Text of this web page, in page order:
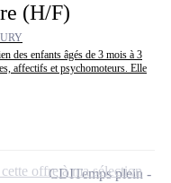
(H/F)
des enfants âgés de 3 mois à 3
affectifs et psychomoteurs. Elle
CDITemps plein
offre à ma sélection